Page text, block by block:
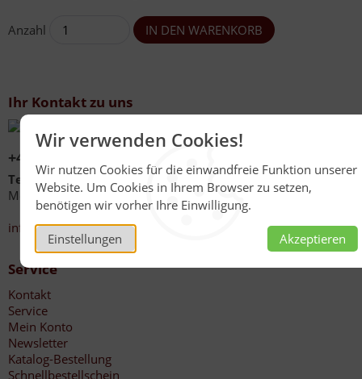
Wir verwenden Cookies!
Wir nutzen Cookies für die einwandfreie Funktion unserer
Website. Um Cookies in Ihrem Browser zu setzen,
benötigen wir vorher Ihre Einwilligung.
Einstellungen Akzeptieren
Anzahl
Ihr Kontakt zu uns
+49 (0)6267 1021
Telefonzeiten
Mo - Fr 08:00 - 12:00 Uhr
13:30 - 17:00 Uhr
info@honig-reinmuth.de
Service
Kontakt
Service
Mein Konto
Newsletter
Katalog-Bestellung
Schnellbestellschein